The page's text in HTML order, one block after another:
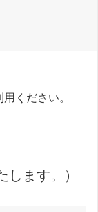
ください。
ます。）